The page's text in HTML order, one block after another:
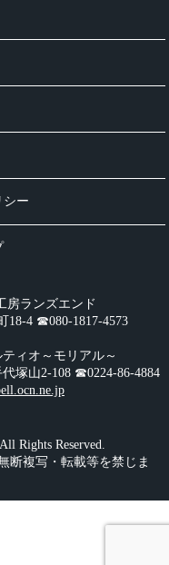
シー
房ランズエンド
18-4 ☎︎080-1817-4573
ィオ～モリアル～
塚山2-108 ☎︎0224-86-4884
Rights Reserved.
断複写・転載等を禁じま